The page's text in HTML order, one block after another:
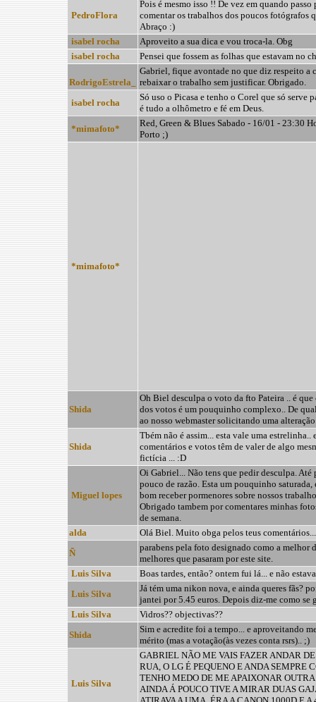
PedroFlora
Pois é mesmo isso !! De vez em quando passo
comentar os trabalhos dos poucos fotógrafos
Abraço :)
isabel rocha
Aproveito a sua dica e vou troca-la. Obg
isabel rocha
Pensei que fossem as folhas que estavam no
RodrigoEstrela_
Gabriel, fique avontade no que diz respeito a
rebaixar o trabalho sem justificar. Obrigado.
isabel rocha
Só uso o Picasa e tenho o Corel que só serve
é tudo a olhômetro e fé em Deus.
*mimafoto*
Red, Green & Blues Sabado - 16/01 - 23:30
Porto ;)
*mimafoto*
Shida
Oh Biel desculpa o voto da fto Pateira .. é que
dos votos é um pouquinho complexo.. De
ao nosso webmaster solicitando uma
Shida
Tbém não é assim... esta vale uma estrelinha..
comentários e votos têm de valer de algo
fictícia ... :D
Miguel lopes
Oi Gabriel... Não tens que pedir desculpa. Até
pouco de razão. Esta um pouquinho saturada,
bom receber pormenores sobre nossos
Obrigado tambem por comentares minhas
de semana.
alda
Olá Biel. Muito obga pelos teus
Ñ
parabens pela foto designado como a melhor
melhores que pasaram por este site.
Luis Silva
Boas tardes, então? ontem fui lá... e não
Luis Silva
Já tém uma nikon nova, e ainda queres fãs?
jantei por 5.45 euros. Depois diz-me como se
Luis Silva
Vidros?? objectivas??
Shida
Sim e acredite foi a tempo... e aproveitando
mérito (mas a votação(às vezes conta rsrs).. ;)
Luis Silva
GABRIEL NÃO ME VAIS FAZER ANDAR
RUA, O LG É PEQUENO E ANDA SEMPRE
TENHO MEDO DE ME APAIXONAR
AINDA Á POUCO TIVE A MIRAR DUAS